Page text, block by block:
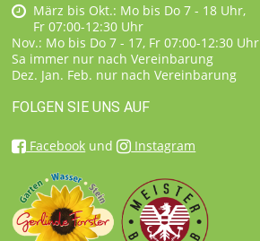
März bis Okt.: Mo bis Do 7 - 18 Uhr,
Fr 07:00-12:30 Uhr
Nov.: Mo bis Do 7 - 17, Fr 07:00-12:30 Uhr
Sa immer nur nach Vereinbarung
Dez. Jan. Feb. nur nach Vereinbarung
FOLGEN SIE UNS AUF
Facebook und Instagram